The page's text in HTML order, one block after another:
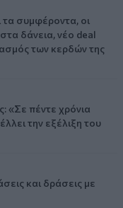
συμφέροντα, οι
δάνεια, νέο deal
των κερδών της
«Σε πέντε χρόνια
την εξέλιξη του
και δράσεις με